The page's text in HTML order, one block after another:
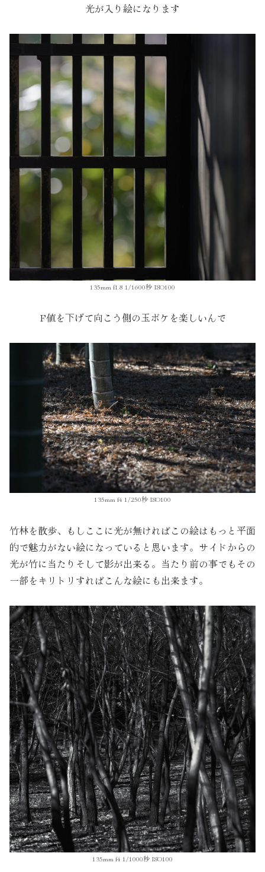
光が入り絵になります
135mm f1.8 1/1600秒 ISO100
F値を下げて向こう側の玉ボケを楽しいんで
135mm f4 1/250秒 ISO100
竹林を散歩、もしここに光が無ければこの絵はもっと平面
的で魅力がない絵になっていると思います。サイドからの
光が竹に当たりそして影が出来る。当たり前の事でもその
一部をキリトリすればこんな絵にも出来ます。
135mm f4 1/1000秒 ISO100